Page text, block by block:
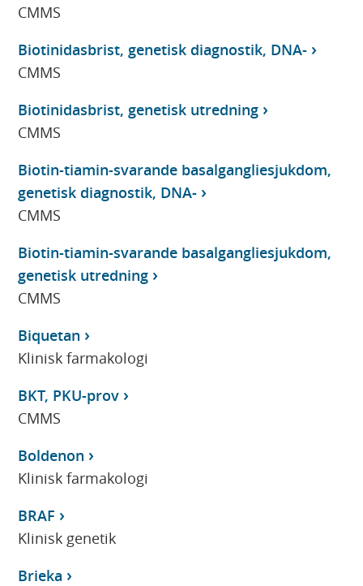
CMMS
Biotinidasbrist, genetisk diagnostik, DNA-
CMMS
Biotinidasbrist, genetisk utredning
CMMS
Biotin-tiamin-svarande basalgangliesjukdom,
genetisk diagnostik, DNA-
CMMS
Biotin-tiamin-svarande basalgangliesjukdom,
genetisk utredning
CMMS
Biquetan
Klinisk farmakologi
BKT, PKU-prov
CMMS
Boldenon
Klinisk farmakologi
BRAF
Klinisk genetik
Brieka